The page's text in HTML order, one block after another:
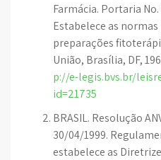
Farmácia. Portaria
Estabelece as
preparações
União, Brasília, DF,
p://e-legis.bvs.br/
id=21735
BRASIL. Resolução
30/04/1999.
estabelece as